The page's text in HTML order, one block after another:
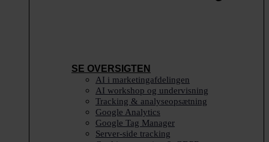
SE OVERSIGTEN
AI i marketingafdelingen
AI workshop og undervisning
Tracking & analyseopsætning
Google Analytics
Google Tag Manager
Server-side tracking